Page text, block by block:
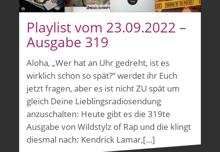
Playlist vom 23.09.2022 –
Ausgabe 319
Aloha, „Wer hat an Uhr gedreht, ist es
wirklich schon so spät?“ werdet ihr Euch
jetzt fragen, aber es ist nicht ZU spät um
gleich Deine Lieblingsradiosendung
anzuschalten: Heute gibt es die 319te
Ausgabe von Wildstylz of Rap und die klingt
diesmal nach: Kendrick Lamar,[…]